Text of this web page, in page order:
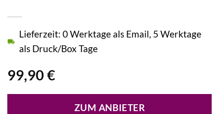
99,90 €
Lieferzeit: 0 Werktage als Email, 5 Werktage
als Druck/Box Tage
ZUM ANBIETER